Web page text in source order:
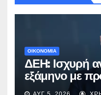
ΟΙΚΟΝΟΜΙΑ
ΔΕΗ: Ισχυρή
εξάμηνο με
EBITDA στα